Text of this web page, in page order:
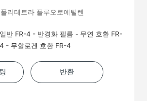
리테트라 플루오로에틸렌
일반 FR-4 - 반경화 필름 - 무연 호환 FR-
4 - 무할로겐 호환 FR-4
반환